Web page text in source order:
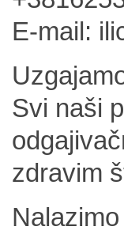
E-mail:
Svi naši
zdravim